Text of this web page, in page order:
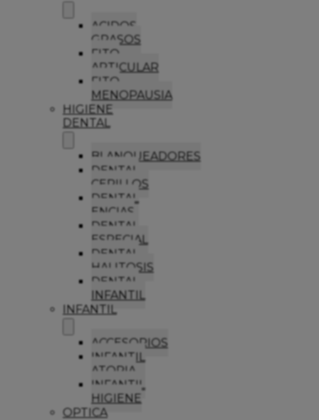
ACIDOS
GRASOS
FITO
ARTICULAR
FITO
MENOPAUSIA
HIGIENE
DENTAL
BLANQUEADORES
DENTAL
CEPILLOS
DENTAL
ENCIAS
DENTAL
ESPECIAL
DENTAL
HALITOSIS
DENTAL
INFANTIL
INFANTIL
ACCESORIOS
INFANTIL
ATOPIA
INFANTIL
HIGIENE
OPTICA